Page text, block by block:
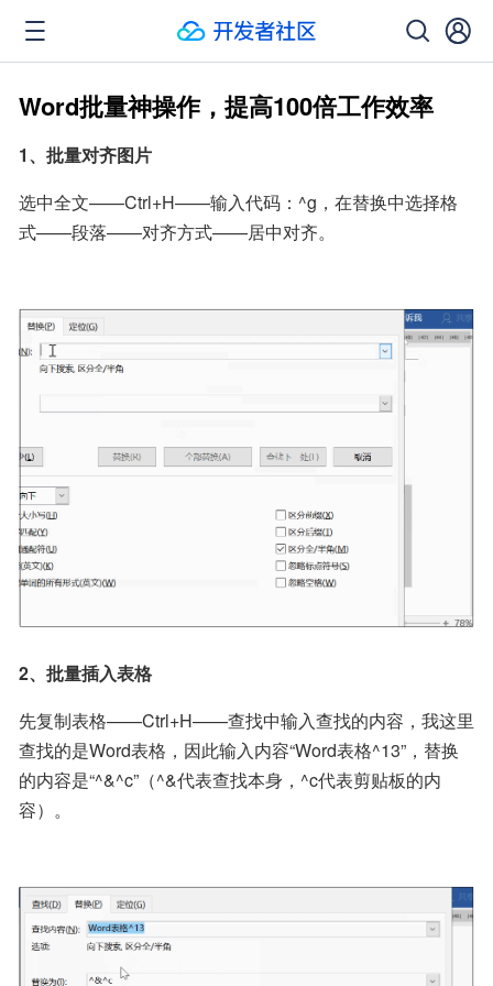
Word批量神操作，提高100倍工作效率
1、批量对齐图片
选中全文——Ctrl+H——输入代码：^g，在替换中选择格
式——段落——对齐方式——居中对齐。
2、批量插入表格
先复制表格——Ctrl+H——查找中输入查找的内容，我这里
查找的是Word表格，因此输入内容“Word表格^13”，替换
的内容是“^&^c”（^&代表查找本身，^c代表剪贴板的内
容）。